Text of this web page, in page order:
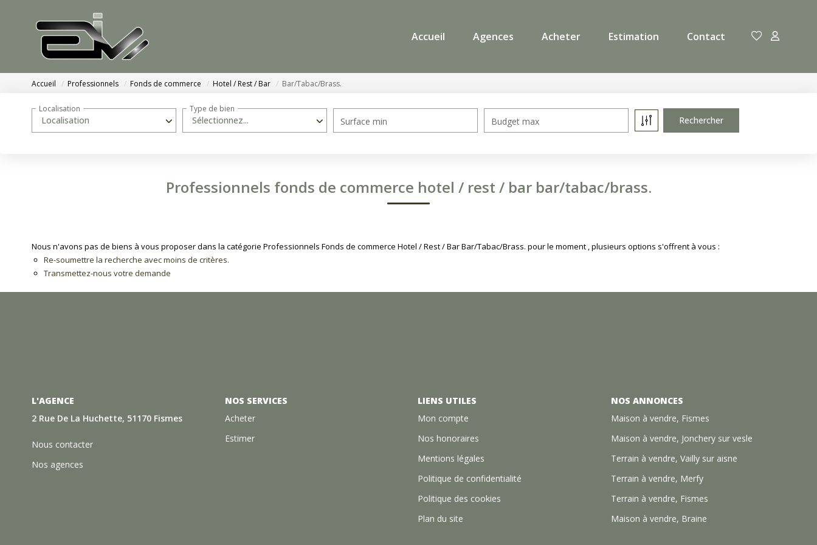
Accueil Agences Acheter Estimation Contact
Accueil Professionnels Fonds de commerce Hotel / Rest / Bar Bar/Tabac/Brass.
Localisation
Localisation
Sélectionnez...
Type de bien
Surface min Budget max
Professionnels fonds de commerce hotel / rest / bar bar/tabac/brass.
Nous n'avons pas de biens à vous proposer dans la catégorie Professionnels Fonds de commerce Hotel / Rest / Bar Bar/Tabac/Brass. pour le moment , plusieurs options s'offrent à vous :
Re-soumettre la recherche avec moins de critères.
Transmettez-nous votre demande
L'AGENCE
2 Rue De La Huchette, 51170 Fismes
Nous contacter
Nos agences
NOS SERVICES
Acheter
Estimer
LIENS UTILES
Mon compte
Nos honoraires
Mentions légales
Politique de confidentialité
Politique des cookies
Plan du site
NOS ANNONCES
Maison à vendre, Fismes
Maison à vendre, Jonchery sur vesle
Terrain à vendre, Vailly sur aisne
Terrain à vendre, Merfy
Terrain à vendre, Fismes
Maison à vendre, Braine